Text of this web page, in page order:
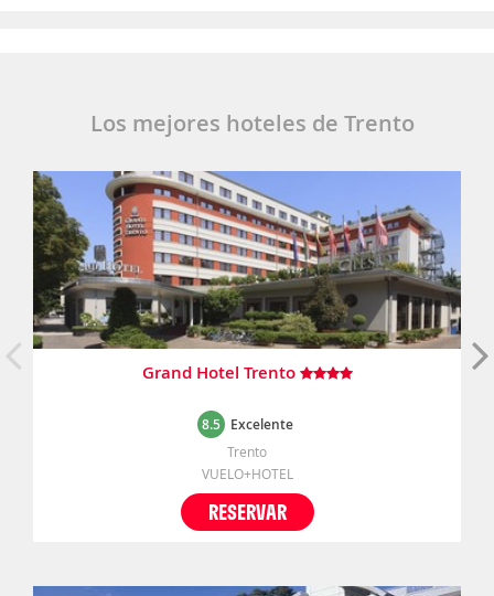
Los mejores hoteles de Trento
Grand Hotel Trento
8.5 Excelente
Trento
VUELO+HOTEL
RESERVAR